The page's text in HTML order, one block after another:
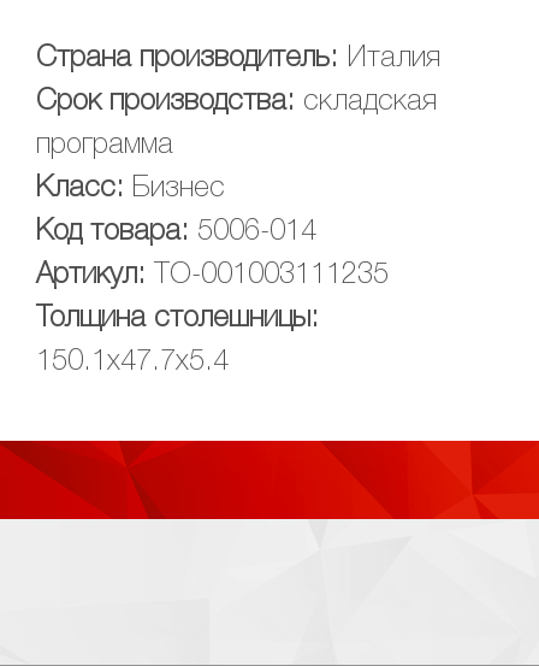
Страна производитель: Италия
Срок производства: складская
программа
Класс: Бизнес
Код товара: 5006-014
Артикул:
ТО-001003111235
Толщина столешницы:
150.1х47.7х5.4